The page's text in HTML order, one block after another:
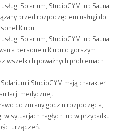
Solarium, StudioGYM lub Sauna
przed rozpoczęciem usługi do
Klubu.
Solarium, StudioGYM lub Sauna
personelu Klubu o gorszym
wszelkich poważnych problemach
i StudioGYM mają charakter
medycznej.
do zmiany godzin rozpoczęcia,
sytuacjach nagłych lub w przypadku
urządzeń.